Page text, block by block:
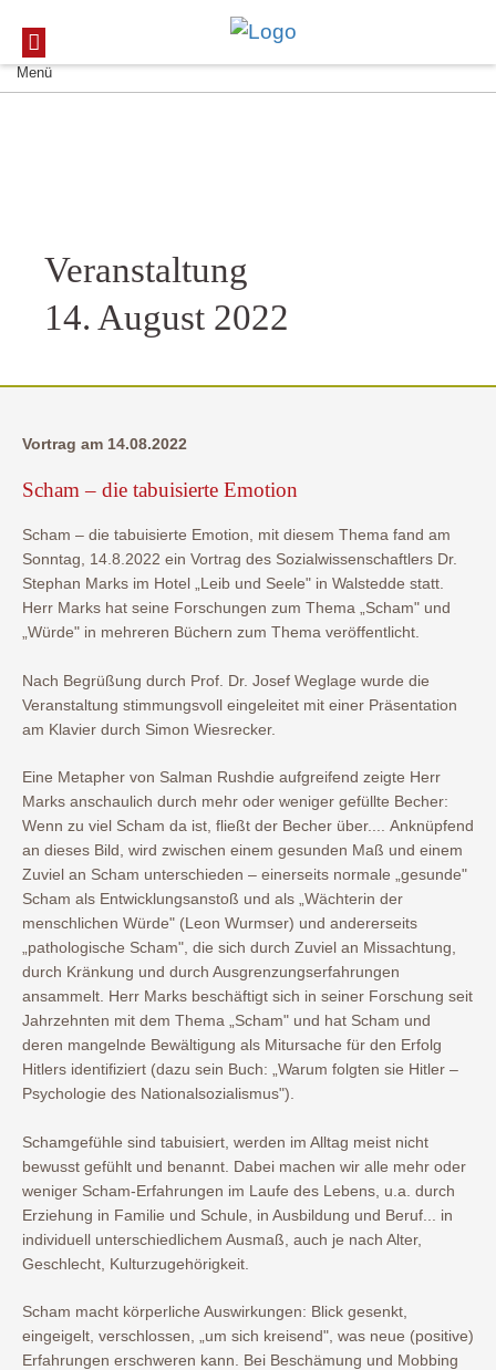
Menü
Veranstaltung
14. August 2022
Vortrag am 14.08.2022
Scham – die tabuisierte Emotion
Scham – die tabuisierte Emotion, mit diesem Thema fand am
Sonntag, 14.8.2022 ein Vortrag des Sozialwissenschaftlers Dr.
Stephan Marks im Hotel „Leib und Seele" in Walstedde statt.
Herr Marks hat seine Forschungen zum Thema „Scham" und
„Würde" in mehreren Büchern zum Thema veröffentlicht.
Nach Begrüßung durch Prof. Dr. Josef Weglage wurde die
Veranstaltung stimmungsvoll eingeleitet mit einer Präsentation
am Klavier durch Simon Wiesrecker.
Eine Metapher von Salman Rushdie aufgreifend zeigte Herr
Marks anschaulich durch mehr oder weniger gefüllte Becher:
Wenn zu viel Scham da ist, fließt der Becher über.... Anknüpfend
an dieses Bild, wird zwischen einem gesunden Maß und einem
Zuviel an Scham unterschieden – einerseits normale „gesunde"
Scham als Entwicklungsanstoß und als „Wächterin der
menschlichen Würde" (Leon Wurmser) und andererseits
„pathologische Scham", die sich durch Zuviel an Missachtung,
durch Kränkung und durch Ausgrenzungserfahrungen
ansammelt. Herr Marks beschäftigt sich in seiner Forschung seit
Jahrzehnten mit dem Thema „Scham" und hat Scham und
deren mangelnde Bewältigung als Mitursache für den Erfolg
Hitlers identifiziert (dazu sein Buch: „Warum folgten sie Hitler –
Psychologie des Nationalsozialismus").
Schamgefühle sind tabuisiert, werden im Alltag meist nicht
bewusst gefühlt und benannt. Dabei machen wir alle mehr oder
weniger Scham-Erfahrungen im Laufe des Lebens, u.a. durch
Erziehung in Familie und Schule, in Ausbildung und Beruf... in
individuell unterschiedlichem Ausmaß, auch je nach Alter,
Geschlecht, Kulturzugehörigkeit.
Scham macht körperliche Auswirkungen: Blick gesenkt,
eingeigelt, verschlossen, „um sich kreisend", was neue (positive)
Erfahrungen erschweren kann. Bei Beschämung und Mobbing